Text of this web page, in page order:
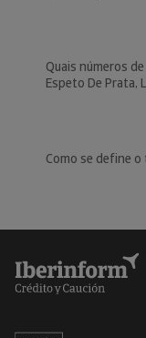
Quais números
Espeto De Prata,
Como se define o